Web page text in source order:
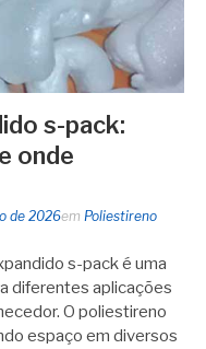
s-pack:
onde
de 2026em Poliestireno
s-pack é uma
diferentes aplicações
O poliestireno
espaço em diversos